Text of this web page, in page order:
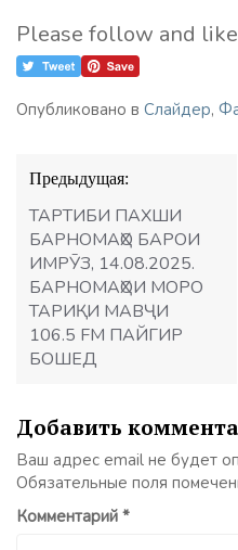
Please follow and
Опубликовано в Слайдер,
Навигация
по
записям
Предыдущая:
ТАРТИБИ ПАХШИ
БАРНОМАҲО БАРОИ
ИМРӮЗ, 14.08.2025.
БАРНОМАҲОИ МОРО
ТАРИҚИ МАВҶИ
106.5 FM ПАЙГИР
БОШЕД
Добавить
Ваш адрес email не будет
Обязательные поля
Комментарий *